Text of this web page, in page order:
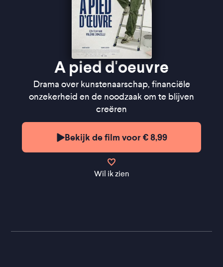
''Een aangenaam anekdotische vertelstructuur''
★★★ de Volkskrant
''Bastien Bouillon is wonderful'' -Variety
A pied d'oeuvre
Drama over kunstenaarschap, financiële
onzekerheid en de noodzaak om te blijven
creëren
Bekijk de film voor € 8,99
Wil ik zien